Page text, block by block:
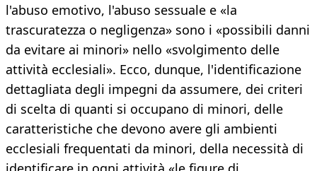
l'abuso emotivo, l'abuso sessuale e «la
trascuratezza o negligenza» sono i «possibili danni
da evitare ai minori» nello «svolgimento delle
attività ecclesiali». Ecco, dunque, l'identificazione
dettagliata degli impegni da assumere, dei criteri
di scelta di quanti si occupano di minori, delle
caratteristiche che devono avere gli ambienti
ecclesiali frequentati da minori, della necessità di